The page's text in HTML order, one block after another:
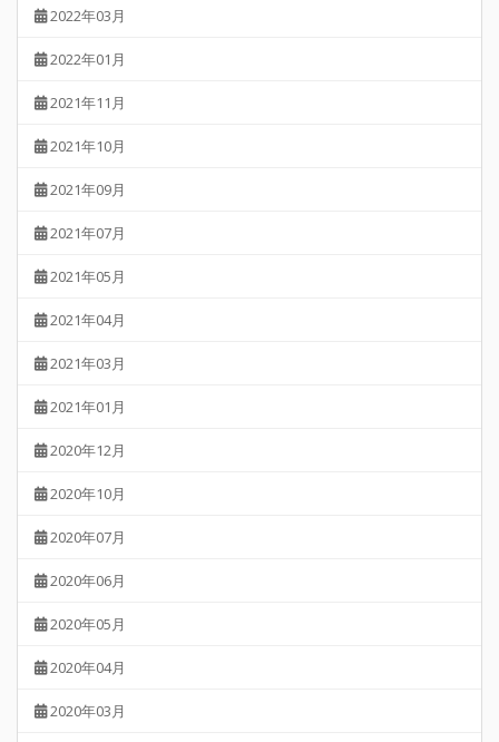
2022年03月
2022年01月
2021年11月
2021年10月
2021年09月
2021年07月
2021年05月
2021年04月
2021年03月
2021年01月
2020年12月
2020年10月
2020年07月
2020年06月
2020年05月
2020年04月
2020年03月